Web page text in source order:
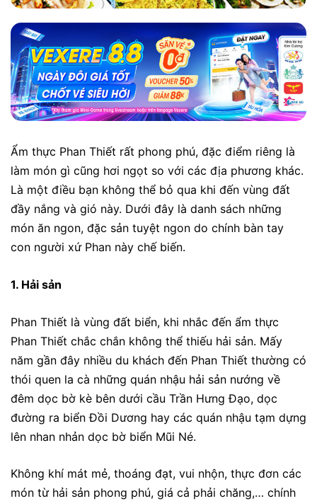
Ẩm thực Phan Thiết rất phong phú, đặc điểm riêng là
làm món gì cũng hơi ngọt so với các địa phương khác.
Là một điều bạn không thể bỏ qua khi đến vùng đất
đầy nắng và gió này. Dưới đây là danh sách những
món ăn ngon, đặc sản tuyệt ngon do chính bàn tay
con người xứ Phan này chế biến.
1. Hải sản
Phan Thiết là vùng đất biển, khi nhắc đến ẩm thực
Phan Thiết chắc chắn không thể thiếu hải sản. Mấy
năm gần đây nhiều du khách đến Phan Thiết thường có
thói quen la cà những quán nhậu hải sản nướng về
đêm dọc bờ kè bên dưới cầu Trần Hưng Đạo, dọc
đường ra biển Đồi Dương hay các quán nhậu tạm dựng
lên nhan nhản dọc bờ biển Mũi Né.
Không khí mát mẻ, thoáng đạt, vui nhộn, thực đơn các
món từ hải sản phong phú, giá cả phải chăng,… chính